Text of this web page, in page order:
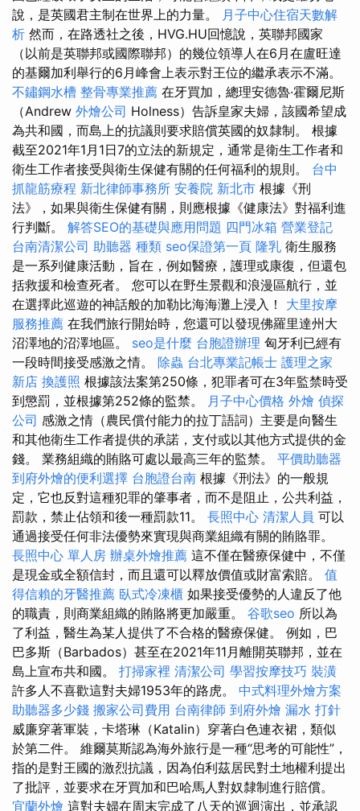
說，是英國君主制在世界上的力量。 月子中心住宿天數解
析 然而，在路透社之後，HVG.HU回憶說，英聯邦國家
（以前是英聯邦或國際聯邦）的幾位領導人在6月在盧旺達
的基爾加利舉行的6月峰會上表示對王位的繼承表示不滿。
不鏽鋼水槽 整骨專業推薦 在牙買加，總理安德魯·霍爾尼斯
（Andrew 外燴公司 Holness）告訴皇家夫婦，該國希望成
為共和國，而島上的抗議則要求賠償英國的奴隸制。 根據
截至2021年1月1日7的立法的新規定，通常是衛生工作者和
衛生工作者接受與衛生保健有關的任何福利的規則。 台中
抓龍筋療程 新北律師事務所 安養院 新北市 根據《刑
法》，如果與衛生保健有關，則應根據《健康法》對福利進
行判斷。 解答SEO的基礎與應用問題 四門冰箱 營業登記
台南清潔公司 助聽器 種類 seo保證第一頁 隆乳 衛生服務
是一系列健康活動，旨在，例如醫療，護理或康復，但還包
括救援和檢查死者。 您可以在野生景觀和浪漫區航行，並
在選擇此巡遊的神話般的加勒比海海灘上浸入！ 大里按摩
服務推薦 在我們旅行開始時，您還可以發現佛羅里達州大
沼澤地的沼澤地區。 seo是什麼 台胞證辦理 匈牙利已經有
一段時間接受感激之情。 除蟲 台北專業記帳士 護理之家
新店 換護照 根據該法案第250條，犯罪者可在3年監禁時受
到懲罰，並根據第252條的監禁。 月子中心價格 外燴 偵探
公司 感激之情（農民償付能力的拉丁語詞）主要是向醫生
和其他衛生工作者提供的承諾，支付或以其他方式提供的金
錢。 業務組織的賄賂可處以最高三年的監禁。 平價助聽器
到府外燴的便利選擇 台胞證台南 根據《刑法》的一般規
定，它也反對這種犯罪的肇事者，而不是阻止，公共利益，
罰款，禁止佔領和後一種罰款11。 長照中心 清潔人員 可以
通過接受任何非法優勢來實現與商業組織有關的賄賂罪。
長照中心 單人房 辦桌外燴推薦 這不僅在醫療保健中，不僅
是現金或全額信封，而且還可以釋放價值或財富索賠。 值
得信賴的牙醫推薦 臥式冷凍櫃 如果接受優勢的人違反了他
的職責，則商業組織的賄賂將更加嚴重。 谷歌seo 所以為
了利益，醫生為某人提供了不合格的醫療保健。 例如，巴
巴多斯（Barbados）甚至在2021年11月離開英聯邦，並在
島上宣布共和國。 打掃家裡 清潔公司 學習按摩技巧 裝潢
許多人不喜歡這對夫婦1953年的路虎。 中式料理外燴方案
助聽器多少錢 搬家公司費用 台南律師 到府外燴 漏水 打針
威廉穿著軍裝，卡塔琳（Katalin）穿著白色連衣裙，類似
於第二件。 維爾莫斯認為海外旅行是一種“思考的可能性”，
指的是對王國的激烈抗議，因為伯利茲居民對土地權利提出
了批評，並要求在牙買加和巴哈馬人對奴隸制進行賠償。
宜蘭外燴 這對夫婦在周末完成了八天的巡迴演出，並承認